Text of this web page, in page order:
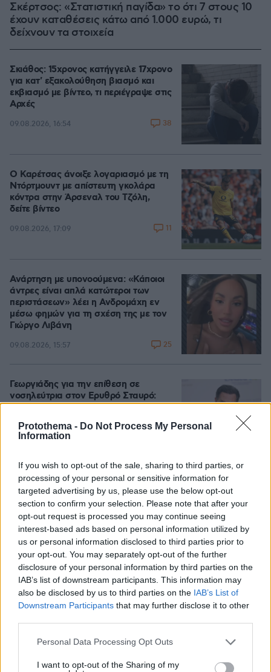
Protothema - Do Not Process My Personal
Information
If you wish to opt-out of the sale, sharing to third parties, or
processing of your personal or sensitive information for
targeted advertising by us, please use the below opt-out
section to confirm your selection. Please note that after your
opt-out request is processed you may continue seeing
interest-based ads based on personal information utilized by
us or personal information disclosed to third parties prior to
your opt-out. You may separately opt-out of the further
disclosure of your personal information by third parties on the
IAB’s list of downstream participants. This information may
also be disclosed by us to third parties on the IAB’s List of
Downstream Participants that may further disclose it to other
Please note that this website/app uses one or more Google
not limited to your visit or usage behaviour. You may click to
Personal Data Processing Opt Outs
I want to opt-out of the Sharing of my
Σκέρτσος: «Στατιστική παγίδα» το ότι 7 στους 10
έχουν καταθέσεις κάτω από 1.000 ευρώ, τι
δείχνουν τα στοιχεία
Σκιάθος: 15χρονος κατήγγειλε 17χρονο
για κατ' εξακολούθηση βιασμό και
εκβιασμό με βίντεο, τι περιέγραψε στις
Αρχές
09.08.2026, 16:54 38
Ο Καρέτσας άνοιξε λογαριασμό με τη
Ντόρτμουντ με απίστευτη γκολάρα
κόντρα στην Άρσεναλ του Τζόλη,
δείτε βίντεο
09.08.2026, 17:09 11
Ανάρτηση με υπονοούμενα: «Κάποιοι
άντρες είναι απλά κατώτεροι των
περιστάσεων» λέει η Ανδρομάχη εν
μέσω φημών για τη σχέση της με τον
Γιώργο Λιβάνη
09.08.2026, 15:57 25
Γεωργιάδης για την επίθεση σε
νοσηλεύτρια στον Ερυθρό Σταυρό:
Κάτω τα χέρια από το προσωπικό του
ΕΣΥ
09.08.2026, 17:27
Χούθι, το «άλυτο πρόβλημα» της
Μέσης Ανατολής: Γιατί χίλια πλήγματα
δεν ήταν αρκετά για να τους
σταματήσουν
09.08.2026, 13:59 69
Πέθανε κτηνοτρόφος στη Λέσβο μετά
τη θανάτωση του κοπαδιού του λόγω
09.08.2026, 12:47